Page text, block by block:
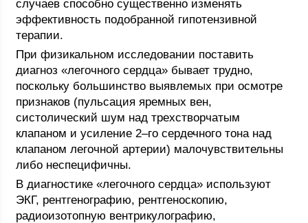
случаев способно существенно изменять
эффективность подобранной гипотензивной
терапии.
При физикальном исследовании поставить
диагноз «легочного сердца» бывает трудно,
поскольку большинство выявлемых при осмотре
признаков (пульсация яремных вен,
систолический шум над трехстворчатым
клапаном и усиление 2–го сердечного тона над
клапаном легочной артерии) малочувствительны
либо неспецифичны.
В диагностике «легочного сердца» используют
ЭКГ, рентгенографию, рентгеноскопию,
радиоизотопную вентрикулографию,